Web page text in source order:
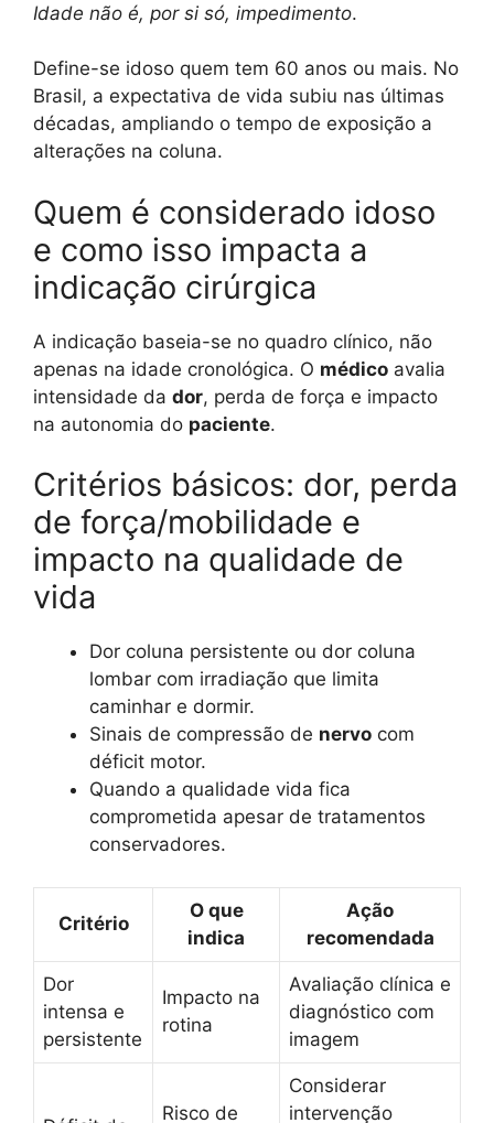
Idade não é, por si só, impedimento.
Define-se idoso quem tem 60 anos ou mais. No
Brasil, a expectativa de vida subiu nas últimas
décadas, ampliando o tempo de exposição a
alterações na coluna.
Quem é considerado idoso
e como isso impacta a
indicação cirúrgica
A indicação baseia-se no quadro clínico, não
apenas na idade cronológica. O médico avalia
intensidade da dor, perda de força e impacto
na autonomia do paciente.
Critérios básicos: dor, perda
de força/mobilidade e
impacto na qualidade de
vida
Dor coluna persistente ou dor coluna
lombar com irradiação que limita
caminhar e dormir.
Sinais de compressão de nervo com
déficit motor.
Quando a qualidade vida fica
comprometida apesar de tratamentos
conservadores.
Critério
O que
indica
Ação
recomendada
Dor
intensa e
persistente
Impacto na
rotina
Avaliação clínica e
diagnóstico com
imagem
Risco de
Considerar
intervenção